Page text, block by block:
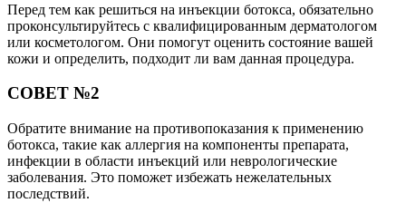
Перед тем как решиться на инъекции ботокса, обязательно
проконсультируйтесь с квалифицированным дерматологом
или косметологом. Они помогут оценить состояние вашей
кожи и определить, подходит ли вам данная процедура.
СОВЕТ №2
Обратите внимание на противопоказания к применению
ботокса, такие как аллергия на компоненты препарата,
инфекции в области инъекций или неврологические
заболевания. Это поможет избежать нежелательных
последствий.